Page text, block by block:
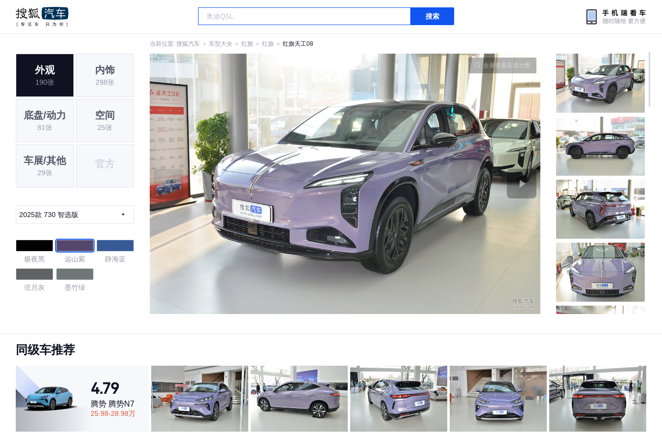
搜索
当前位置: 搜狐汽车 ＞ 车型大全 ＞ 红旗 ＞ 红旗 ＞ 红旗天工08
外观
190张
内饰
298张
底盘/动力
81张
空间
25张
车展/其他
29张
官方
2025款 730 智选版
极夜黑 远山紫 静海蓝
弦月灰 墨竹绿
·内饰表现较为优秀，优于96%同级车
·空间表现较为优秀，优于100%同级车
全屏查看高清大图
同级车推荐
4.79
腾势 腾势N7
25.98-28.98万